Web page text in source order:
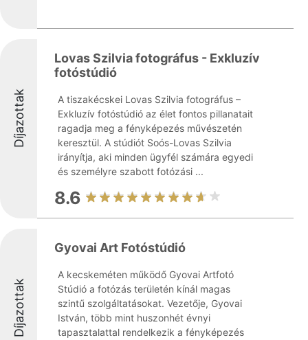
Díjazottak
Lovas Szilvia fotográfus - Exkluzív
fotóstúdió
A tiszakécskei Lovas Szilvia fotográfus –
Exkluzív fotóstúdió az élet fontos pillanatait
ragadja meg a fényképezés művészetén
keresztül. A stúdiót Soós-Lovas Szilvia
irányítja, aki minden ügyfél számára egyedi
és személyre szabott fotózási ...
8.6
Díjazottak
Gyovai Art Fotóstúdió
A kecskeméten működő Gyovai Artfotó
Stúdió a fotózás területén kínál magas
szintű szolgáltatásokat. Vezetője, Gyovai
István, több mint huszonhét évnyi
tapasztalattal rendelkezik a fényképezés